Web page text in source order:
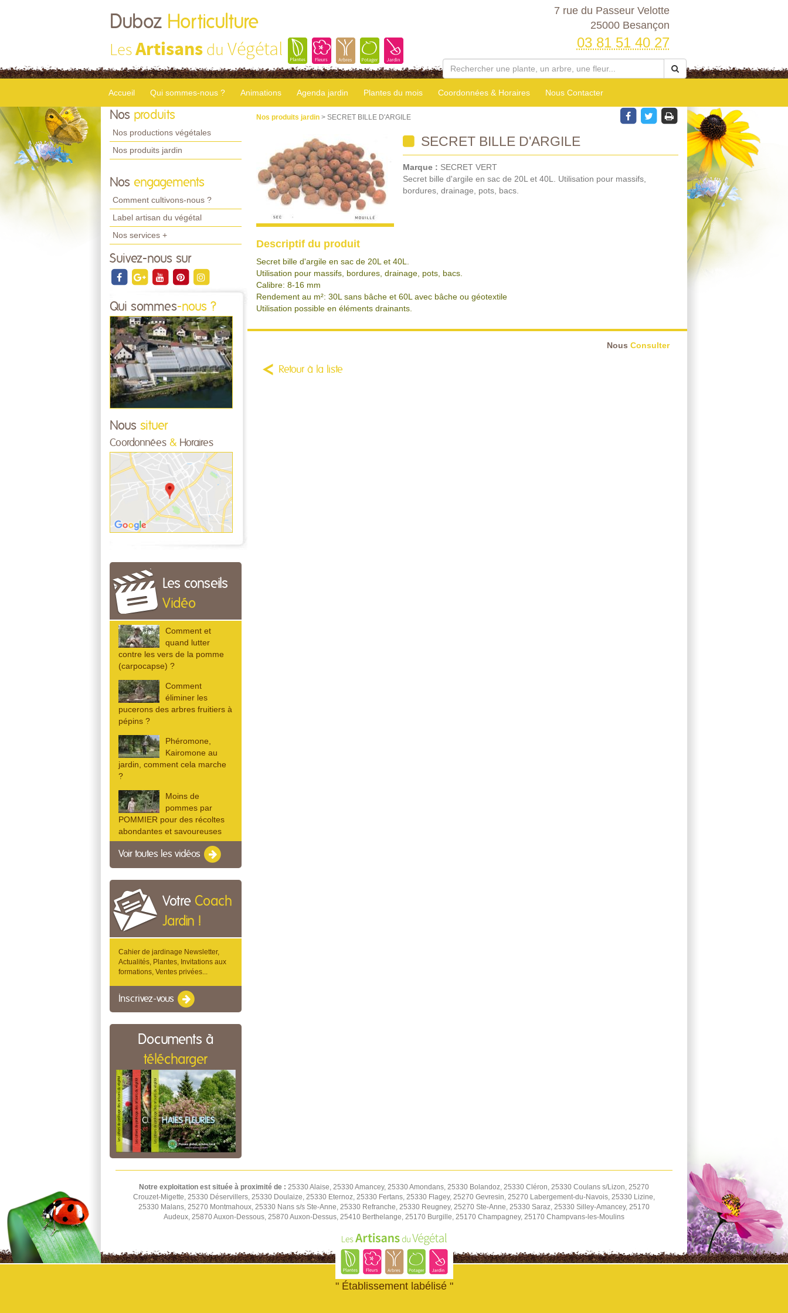
Duboz Horticulture
LesArtisans du Végétal
7 rue du Passeur Velotte
25000 Besançon
03 81 51 40 27
Accueil Qui sommes-nous ? Animations Agenda jardin Plantes du mois Coordonnées & Horaires Nous Contacter
Nos produits
Nos productions végétales
Nos produits jardin
Nos engagements
Comment cultivons-nous ?
Label artisan du végétal
Nos services +
Suivez-nous sur
Qui sommes-nous ?
Nous situer
Coordonnées & Horaires
Les conseils
Vidéo
Comment et
quand lutter
contre les vers de la pomme
(carpocapse) ?
Comment
éliminer les
pucerons des arbres fruitiers à
pépins ?
Phéromone,
Kairomone au
jardin, comment cela marche
?
Moins de
pommes par
POMMIER pour des récoltes
abondantes et savoureuses
Voir toutes les vidéos
Votre Coach
Jardin !
Cahier de jardinage Newsletter,
Actualités, Plantes, Invitations aux
formations, Ventes privées...
Inscrivez-vous
Documents à
télécharger
Nos produits jardin > SECRET BILLE D'ARGILE
SECRET BILLE D'ARGILE
Marque : SECRET VERT
Secret bille d'argile en sac de 20L et 40L. Utilisation pour massifs,
bordures, drainage, pots, bacs.
Descriptif du produit
Secret bille d'argile en sac de 20L et 40L.
Utilisation pour massifs, bordures, drainage, pots, bacs.
Calibre: 8-16 mm
Rendement au m²: 30L sans bâche et 60L avec bâche ou géotextile
Utilisation possible en éléments drainants.
Nous Consulter
Retour à la liste
Notre exploitation est située à proximité de : 25330 Alaise, 25330 Amancey, 25330 Amondans, 25330 Bolandoz, 25330 Cléron, 25330 Coulans s/Lizon, 25270
Crouzet-Migette, 25330 Déservillers, 25330 Doulaize, 25330 Eternoz, 25330 Fertans, 25330 Flagey, 25270 Gevresin, 25270 Labergement-du-Navois, 25330 Lizine,
25330 Malans, 25270 Montmahoux, 25330 Nans s/s Ste-Anne, 25330 Refranche, 25330 Reugney, 25270 Ste-Anne, 25330 Saraz, 25330 Silley-Amancey, 25170
Audeux, 25870 Auxon-Dessous, 25870 Auxon-Dessus, 25410 Berthelange, 25170 Burgille, 25170 Champagney, 25170 Champvans-les-Moulins
" Établissement labélisé "